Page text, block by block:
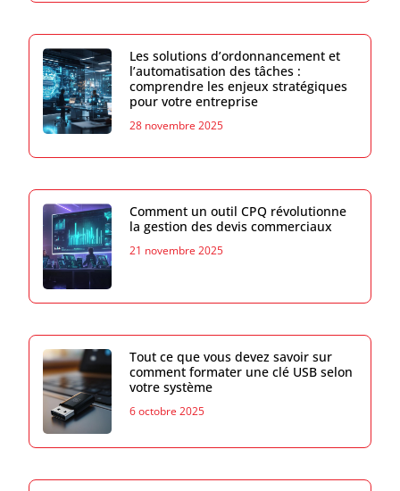
Les solutions d’ordonnancement et
l’automatisation des tâches :
comprendre les enjeux stratégiques
pour votre entreprise
28 novembre 2025
Comment un outil CPQ révolutionne
la gestion des devis commerciaux
21 novembre 2025
Tout ce que vous devez savoir sur
comment formater une clé USB selon
votre système
6 octobre 2025